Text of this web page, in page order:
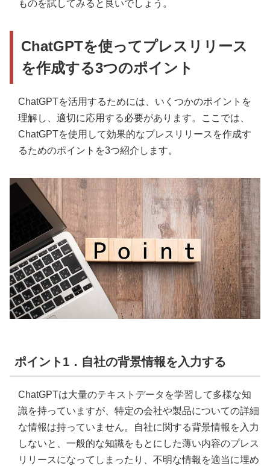
ものを試してみると良いでしょう。
ChatGPTを使ってプレスリリース
を作成する3つのポイント
ChatGPTを活用するためには、いくつかのポイントを
理解し、適切に応用する必要があります。ここでは、
ChatGPTを使用して効果的なプレスリリースを作成す
るためのポイントを3つ紹介します。
ポイント1．自社の背景情報を入力する
ChatGPTは大量のテキストデータを学習して多様な知
識を持っていますが、特定の会社や製品についての詳細
な情報は持っていません。自社に関する背景情報を入力
しないと、一般的な知識をもとにした薄い内容のプレス
リリースになってしまったり、不明な情報を適当に埋め